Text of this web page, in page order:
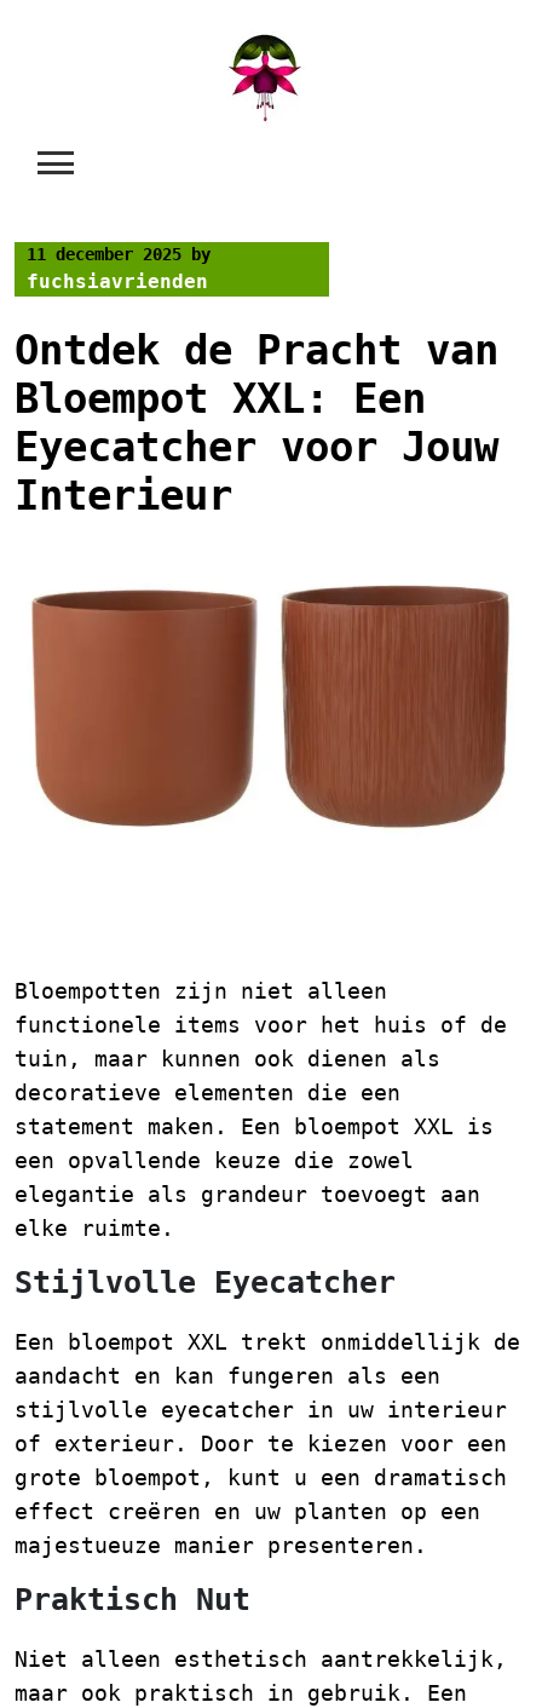
11 december 2025 by
fuchsiavrienden
Ontdek de Pracht van
Bloempot XXL: Een
Eyecatcher voor Jouw
Interieur
Bloempotten zijn niet alleen
functionele items voor het huis of de
tuin, maar kunnen ook dienen als
decoratieve elementen die een
statement maken. Een bloempot XXL is
een opvallende keuze die zowel
elegantie als grandeur toevoegt aan
elke ruimte.
Stijlvolle Eyecatcher
Een bloempot XXL trekt onmiddellijk de
aandacht en kan fungeren als een
stijlvolle eyecatcher in uw interieur
of exterieur. Door te kiezen voor een
grote bloempot, kunt u een dramatisch
effect creëren en uw planten op een
majestueuze manier presenteren.
Praktisch Nut
Niet alleen esthetisch aantrekkelijk,
maar ook praktisch in gebruik. Een